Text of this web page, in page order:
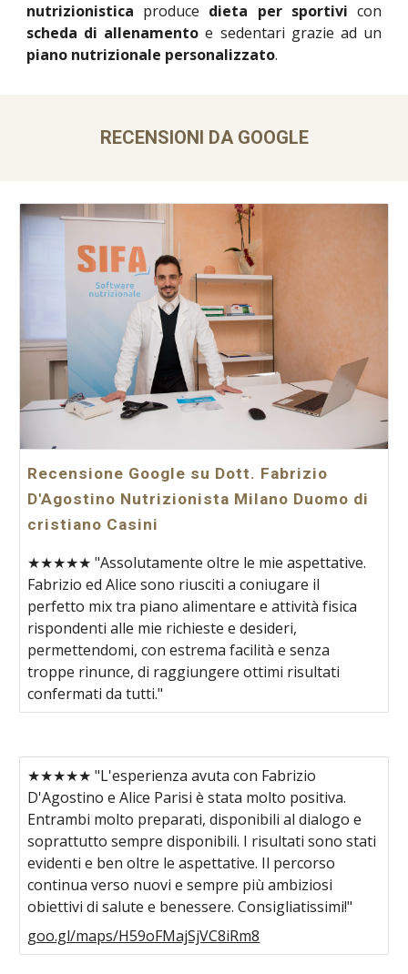
nutrizionistica produce dieta per sportivi con
scheda di allenamento e sedentari grazie ad un
piano nutrizionale personalizzato.
RECENSIONI DA GOOGLE
Recensione Google su Dott. Fabrizio
D'Agostino Nutrizionista Milano Duomo di
cristiano Casini
★★★★★ "Assolutamente oltre le mie aspettative.
Fabrizio ed Alice sono riusciti a coniugare il
perfetto mix tra piano alimentare e attività fisica
rispondenti alle mie richieste e desideri,
permettendomi, con estrema facilità e senza
troppe rinunce, di raggiungere ottimi risultati
confermati da tutti."
★★★★★ "L'esperienza avuta con Fabrizio
D'Agostino e Alice Parisi è stata molto positiva.
Entrambi molto preparati, disponibili al dialogo e
soprattutto sempre disponibili. I risultati sono stati
evidenti e ben oltre le aspettative. Il percorso
continua verso nuovi e sempre più ambiziosi
obiettivi di salute e benessere. Consigliatissimi!"
goo.gl/maps/H59oFMajSjVC8iRm8